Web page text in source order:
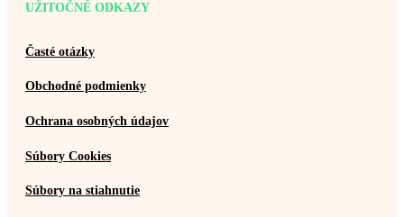
UŽITOČNÉ ODKAZY
Časté otázky
Obchodné podmienky
Ochrana osobných údajov
Súbory Cookies
Súbory na stiahnutie